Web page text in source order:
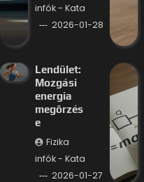
infók - Kata
2026-01-28
Lendület:
Mozgási
energia
megőrzés
e
Fizika
infók - Kata
2026-01-27